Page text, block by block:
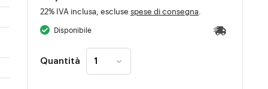
22% IVA inclusa, escluse spese di consegna
Disponibile
Quantità